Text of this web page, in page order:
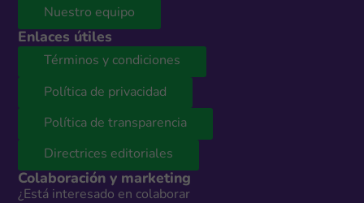
Nuestro equipo
Enlaces útiles
Términos y condiciones
Política de privacidad
Política de transparencia
Directrices editoriales
Colaboración y marketing
¿Está interesado en colaborar